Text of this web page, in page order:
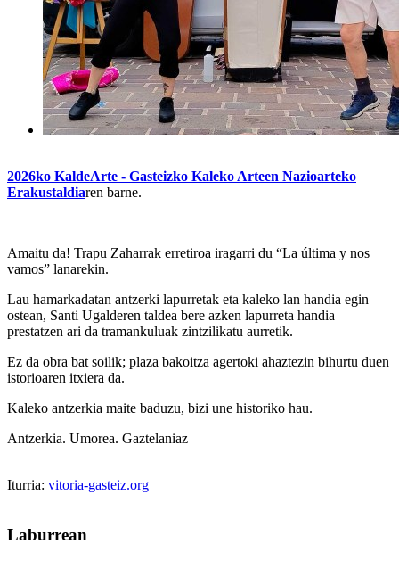
2026ko KaldeArte - Gasteizko Kaleko Arteen Nazioarteko
Erakustaldiaren barne.
Amaitu da! Trapu Zaharrak erretiroa iragarri du “La última y nos
vamos” lanarekin.
Lau hamarkadatan antzerki lapurretak eta kaleko lan handia egin
ostean, Santi Ugalderen taldea bere azken lapurreta handia
prestatzen ari da tramankuluak zintzilikatu aurretik.
Ez da obra bat soilik; plaza bakoitza agertoki ahaztezin bihurtu duen
istorioaren itxiera da.
Kaleko antzerkia maite baduzu, bizi une historiko hau.
Antzerkia. Umorea. Gaztelaniaz
Iturria: vitoria-gasteiz.org
Laburrean